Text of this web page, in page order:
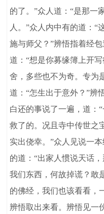
的了。”众人道：“是那一
人。”众人内中有的道：“
施与师父？”辨悟指着经
道：“想是你募缘簿上开
舍，多些也不为奇。专为
道：“怎生出于意外？”辨
白还的事说了一遍，道：
救了的。况且寺中传世之
实出侥幸。”众人见说一
的道：“出家人惯说天话
我们东西，何故掉谎？敢
的佛经，我们也该看看，
辨悟取出来看。辨悟见一